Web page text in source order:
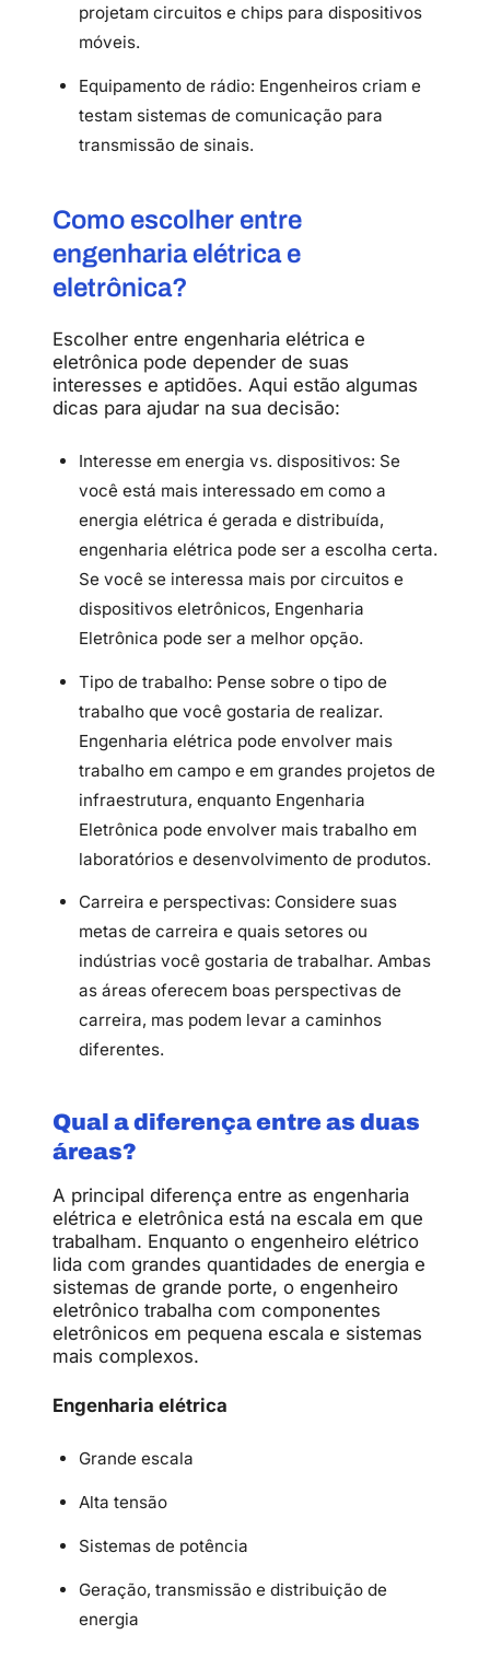
projetam circuitos e chips para dispositivos
móveis.
Equipamento de rádio: Engenheiros criam e
testam sistemas de comunicação para
transmissão de sinais.
Como escolher entre
engenharia elétrica e
eletrônica?
Escolher entre engenharia elétrica e
eletrônica pode depender de suas
interesses e aptidões. Aqui estão algumas
dicas para ajudar na sua decisão:
Interesse em energia vs. dispositivos: Se
você está mais interessado em como a
energia elétrica é gerada e distribuída,
engenharia elétrica pode ser a escolha certa.
Se você se interessa mais por circuitos e
dispositivos eletrônicos, Engenharia
Eletrônica pode ser a melhor opção.
Tipo de trabalho: Pense sobre o tipo de
trabalho que você gostaria de realizar.
Engenharia elétrica pode envolver mais
trabalho em campo e em grandes projetos de
infraestrutura, enquanto Engenharia
Eletrônica pode envolver mais trabalho em
laboratórios e desenvolvimento de produtos.
Carreira e perspectivas: Considere suas
metas de carreira e quais setores ou
indústrias você gostaria de trabalhar. Ambas
as áreas oferecem boas perspectivas de
carreira, mas podem levar a caminhos
diferentes.
Qual a diferença entre as duas
áreas?
A principal diferença entre as engenharia
elétrica e eletrônica está na escala em que
trabalham. Enquanto o engenheiro elétrico
lida com grandes quantidades de energia e
sistemas de grande porte, o engenheiro
eletrônico trabalha com componentes
eletrônicos em pequena escala e sistemas
mais complexos.
Engenharia elétrica
Grande escala
Alta tensão
Sistemas de potência
Geração, transmissão e distribuição de
energia